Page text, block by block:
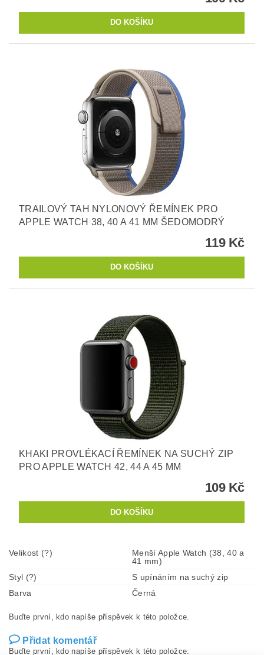
TRAILOVÝ TAH NYLONOVÝ ŘEMÍNEK PRO
APPLE WATCH 38, 40 A 41 MM ŠEDOMODRÝ
119 Kč
KHAKI PROVLÉKACÍ ŘEMÍNEK NA SUCHÝ ZIP
PRO APPLE WATCH 42, 44 A 45 MM
109 Kč
Velikost (?)
Menší Apple Watch (38, 40 a
41 mm)
Styl (?)
S upínáním na suchý zip
Barva
Černá
Buďte první, kdo napíše příspěvek k této položce.
Přidat komentář
Buďte první, kdo napíše příspěvek k této položce.